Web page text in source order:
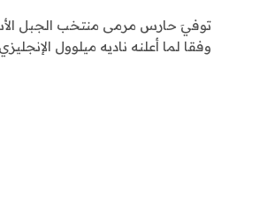
وفقا لما أعلنه ناديه ميلوول